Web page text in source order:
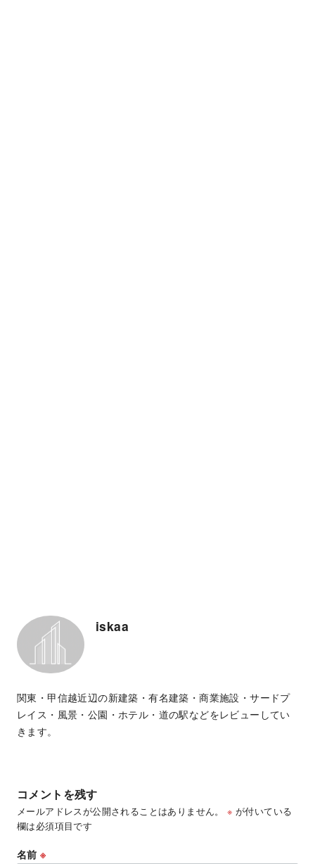
iskaa
関東・甲信越近辺の新建築・有名建築・商業施設・サードプ
レイス・風景・公園・ホテル・道の駅などをレビューしてい
きます。
コメントを残す
メールアドレスが公開されることはありません。 ※ が付いている
欄は必須項目です
名前※